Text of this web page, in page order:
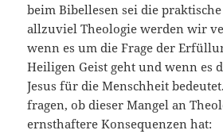
beim Bibellesen sei die
allzuviel Theologie werden wir
wenn es um die Frage der
Heiligen Geist geht und wenn es
Jesus für die Menschheit
fragen, ob dieser Mangel an
ernsthaftere Konsequenzen hat: